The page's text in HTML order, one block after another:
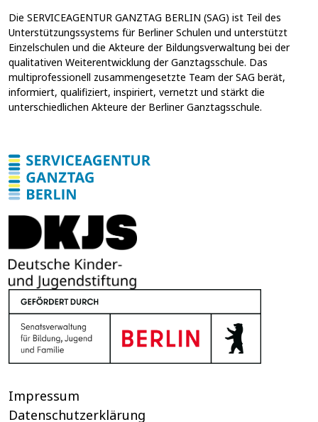
g
u
n
g
E
n
g
u
Die SERVICEAGENTUR GANZTAG BERLIN (SAG) ist Teil des
Unterstützungssystems für Berliner Schulen und unterstützt
Einzelschulen und die Akteure der Bildungsverwaltung bei der
qualitativen Weiterentwicklung der Ganztagsschule. Das
multiprofessionell zusammengesetzte Team der SAG berät,
informiert, qualifiziert, inspiriert, vernetzt und stärkt die
unterschiedlichen Akteure der Berliner Ganztagsschule.
Impressum
Datenschutzerklärung